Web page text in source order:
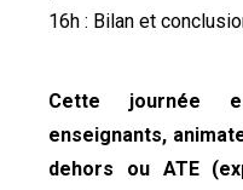
16h : Bilan et
Cette journée
enseignants,
dehors ou ATE